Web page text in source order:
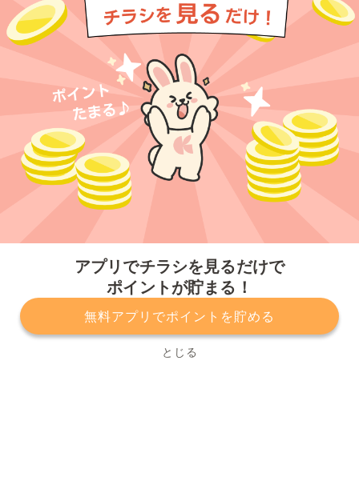
アプリでチラシを見るだけで
ポイントが貯まる！
無料アプリでポイントを貯める
とじる
プライバシーポリシー 利用規約
運営会社
サービスに関してのお問い合わせ